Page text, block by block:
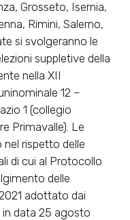
Grosseto, Isernia,
Rimini, Salerno,
si svolgeranno le
suppletive della
nella XII
12 –
1 (collegio
Primavalle). Le
rispetto delle
di cui al Protocollo
delle
adottato dai
in data 25 agosto